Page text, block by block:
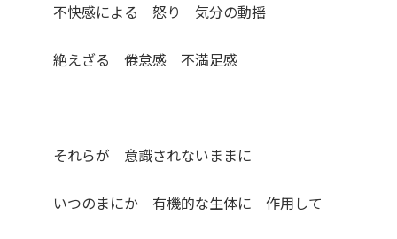
不快感による 怒り 気分の動揺
絶えざる 倦怠感 不満足感
それらが 意識されないままに
いつのまにか 有機的な生体に 作用して